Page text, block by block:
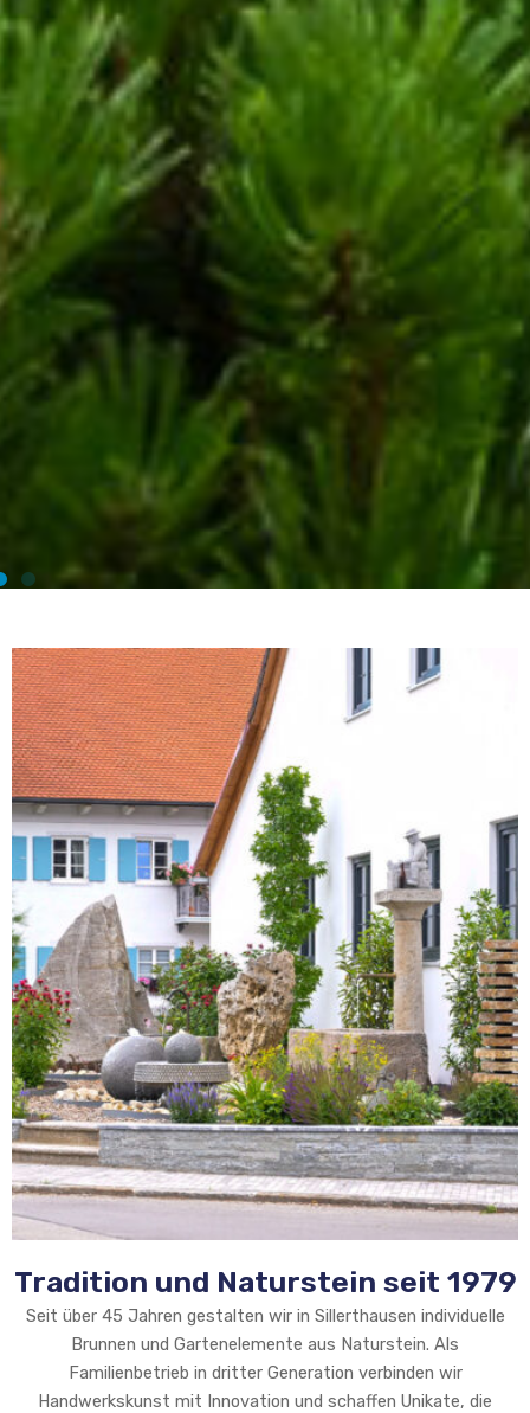
Tradition und Naturstein seit 1979
Seit über 45 Jahren gestalten wir in Sillerthausen individuelle
Brunnen und Gartenelemente aus Naturstein. Als
Familienbetrieb in dritter Generation verbinden wir
Handwerkskunst mit Innovation und schaffen Unikate, die